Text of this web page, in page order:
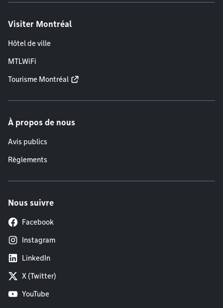
Visiter Montréal
Hôtel de ville
MTLWiFi
Tourisme Montréal
À propos de nous
Avis publics
Règlements
Nous suivre
Facebook
Instagram
LinkedIn
X (Twitter)
YouTube